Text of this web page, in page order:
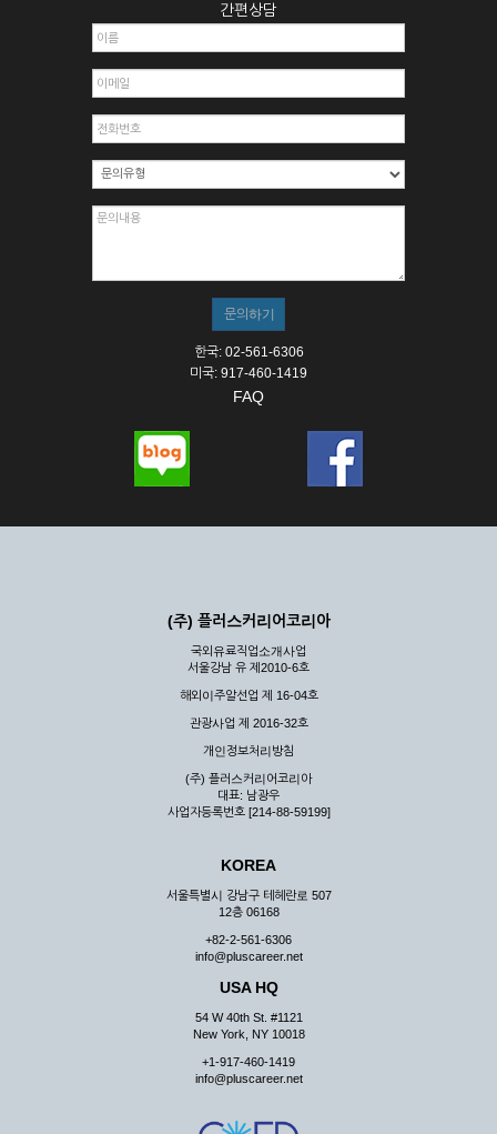
간편상담
한국: 02-561-6306
미국: 917-460-1419
FAQ
(주) 플러스커리어코리아
국외유료직업소개사업
서울강남 유 제2010-6호
해외이주알선업 제 16-04호
관광사업 제 2016-32호
개인정보처리방침
(주) 플러스커리어코리아
대표: 남광우
사업자등록번호 [214-88-59199]
KOREA
서울특별시 강남구 테헤란로 507
12층 06168
+82-2-561-6306
info@pluscareer.net
USA HQ
54 W 40th St. #1121
New York, NY 10018
+1-917-460-1419
info@pluscareer.net